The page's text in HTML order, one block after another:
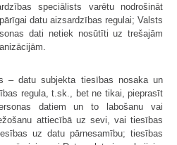
speciālists varētu nodrošināt
datu aizsardzības regulai; Valsts
dati netiek nosūtīti uz trešajām
– datu subjekta tiesības nosaka un
regula, t.sk., bet ne tikai, pieprasīt
datiem un to labošanu vai
attiecībā uz sevi, vai tiesības
uz datu pārnesamību; tiesības